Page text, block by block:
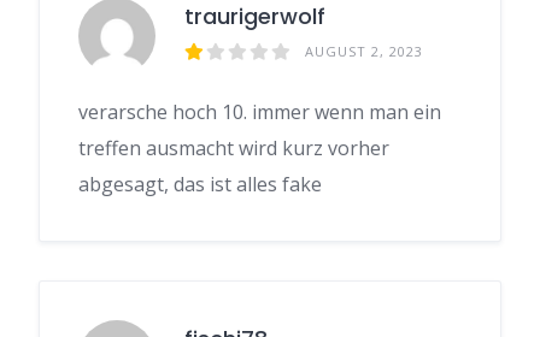
traurigerwolf
AUGUST 2, 2023
verarsche hoch 10. immer wenn man ein
treffen ausmacht wird kurz vorher
abgesagt, das ist alles fake